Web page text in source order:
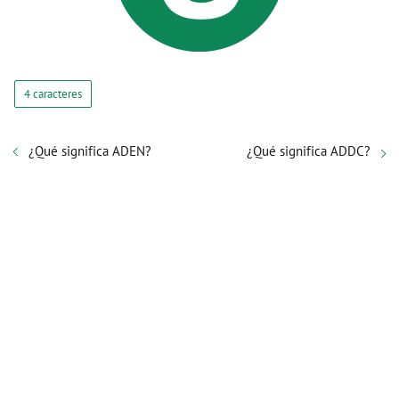
4 caracteres
¿Qué significa ADEN? ¿Qué significa ADDC?